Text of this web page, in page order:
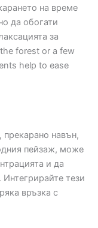
на време
да обогати
за
forest or a few
help to ease
прекарано навън,
пейзаж, може
и да
тези
връзка с